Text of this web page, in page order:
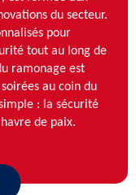
du secteur.
pour
tout au long de
ramonage est
au coin du
: la sécurité
de paix.